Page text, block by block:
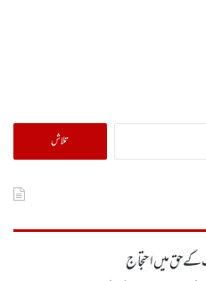
تلاش
کریں
کے حق میں احتجاج